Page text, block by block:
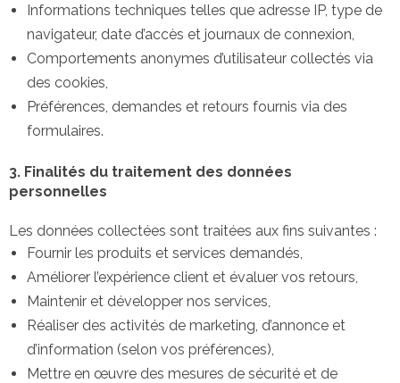
Informations techniques telles que adresse IP, type de
navigateur, date d’accès et journaux de connexion,
Comportements anonymes d’utilisateur collectés via
des cookies,
Préférences, demandes et retours fournis via des
formulaires.
3. Finalités du traitement des données
personnelles
Les données collectées sont traitées aux fins suivantes :
Fournir les produits et services demandés,
Améliorer l’expérience client et évaluer vos retours,
Maintenir et développer nos services,
Réaliser des activités de marketing, d’annonce et
d’information (selon vos préférences),
Mettre en œuvre des mesures de sécurité et de